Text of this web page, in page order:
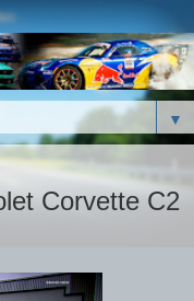
▼
Corvette C2